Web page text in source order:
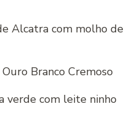
Alcatra com molho de
Branco Cremoso
verde com leite ninho